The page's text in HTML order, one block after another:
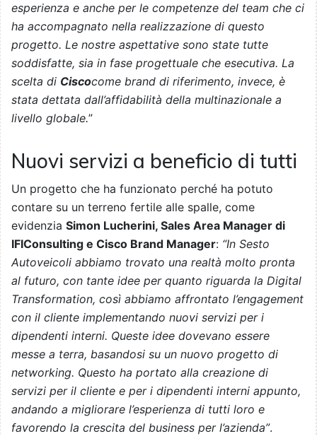
esperienza e anche per le competenze del team che ci
ha accompagnato nella realizzazione di questo
progetto. Le nostre aspettative sono state tutte
soddisfatte, sia in fase progettuale che esecutiva. La
scelta di Ciscocome brand di riferimento, invece, è
stata dettata dall’affidabilità della multinazionale a
livello globale.”
Nuovi servizi a beneficio di tutti
Un progetto che ha funzionato perché ha potuto
contare su un terreno fertile alle spalle, come
evidenzia Simon Lucherini, Sales Area Manager di
IFIConsulting e Cisco Brand Manager: “In Sesto
Autoveicoli abbiamo trovato una realtà molto pronta
al futuro, con tante idee per quanto riguarda la Digital
Transformation, così abbiamo affrontato l’engagement
con il cliente implementando nuovi servizi per i
dipendenti interni. Queste idee dovevano essere
messe a terra, basandosi su un nuovo progetto di
networking. Questo ha portato alla creazione di
servizi per il cliente e per i dipendenti interni appunto,
andando a migliorare l’esperienza di tutti loro e
favorendo la crescita del business per l’azienda”.